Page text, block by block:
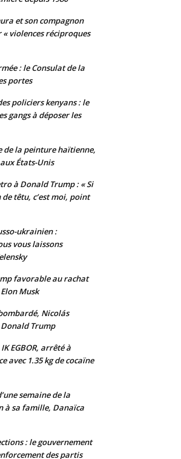
et son compagnon
« violences réciproques
: le Consulat de la
portes
policiers kenyans : le
gangs à déposer les
de la peinture haïtienne,
États-Unis
à Donald Trump : « Si
de têtu, c’est moi, point
ukrainien :
vous laissons
favorable au rachat
Musk
Nicolás
Trump
EGBOR, arrêté à
avec 1.35 kg de cocaïne
semaine de la
à sa famille, Danaïca
: le gouvernement
des partis